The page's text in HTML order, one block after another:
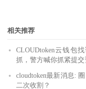
相关推荐
CLOUDtoken云钱包
抓，警方喊你抓紧提交
cloudtoken最新消息:
二次收割？